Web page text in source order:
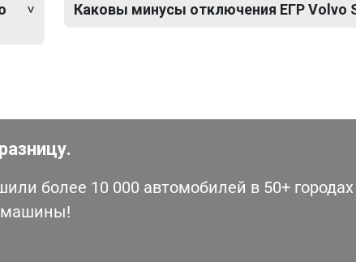
Каковы минусы отключения ЕГР Volvo
более 10 000 автомобилей в 50+
машины!